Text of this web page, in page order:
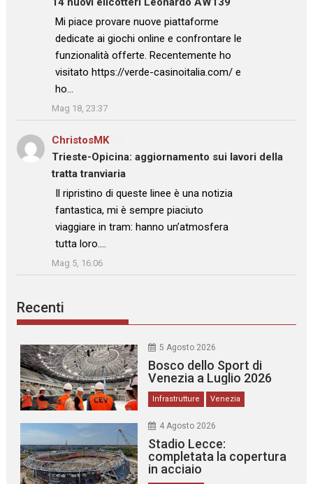
: “
Mi piace provare nuove piattaforme
dedicate ai giochi online e confrontare le
funzionalità offerte. Recentemente ho
visitato https://verde-casinoitalia.com/ e
ho…
”
Mag 18, 23:37
ChristosMKsu
Trieste-Opicina: aggiornamento sui lavori della
tratta tranviaria
: “
Il ripristino di queste linee è una notizia
fantastica, mi è sempre piaciuto
viaggiare in tram: hanno un’atmosfera
tutta loro.…
”
Mag 5, 16:06
Recenti
5 Agosto 2026
Bosco dello Sport di
Venezia a Luglio 2026
Infrastrutture Venezia
4 Agosto 2026
Stadio Lecce:
completata la copertura
in acciaio